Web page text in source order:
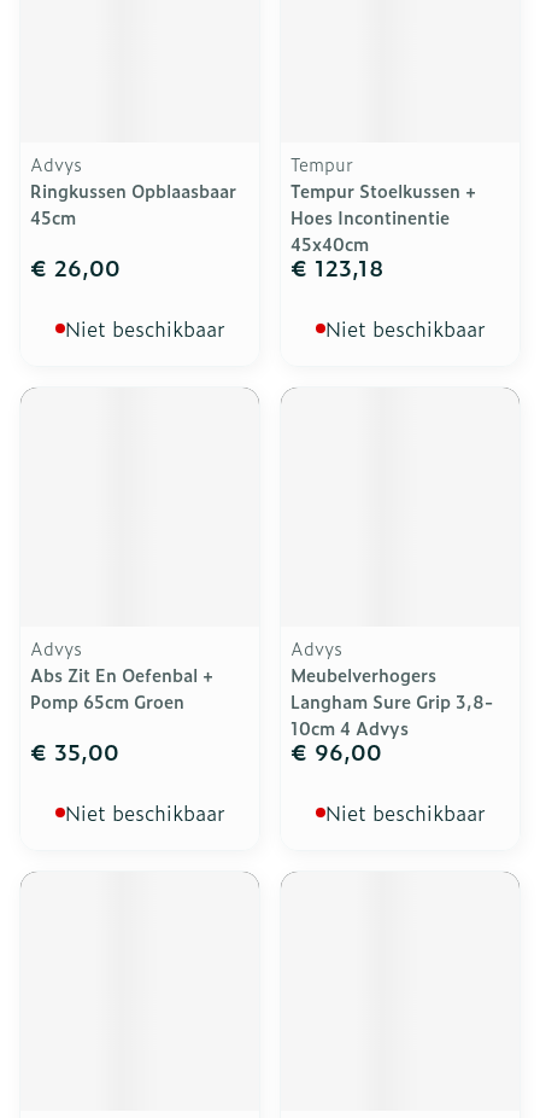
Advys
Ringkussen Opblaasbaar
45cm
€ 26,00
Niet beschikbaar
Tempur
Tempur Stoelkussen +
Hoes Incontinentie
45x40cm
€ 123,18
Niet beschikbaar
Advys
Abs Zit En Oefenbal +
Pomp 65cm Groen
€ 35,00
Niet beschikbaar
Advys
Meubelverhogers
Langham Sure Grip 3,8-
10cm 4 Advys
€ 96,00
Niet beschikbaar